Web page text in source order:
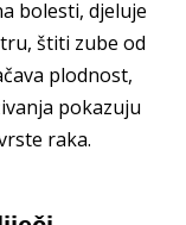
bolesti, djeluje
štiti zube od
plodnost,
pokazuju
raka.